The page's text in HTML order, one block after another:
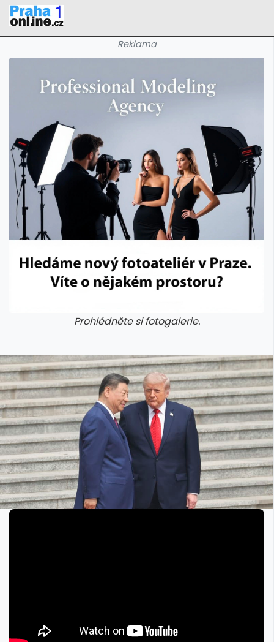
Reklama
Prohlédněte si fotogalerie.